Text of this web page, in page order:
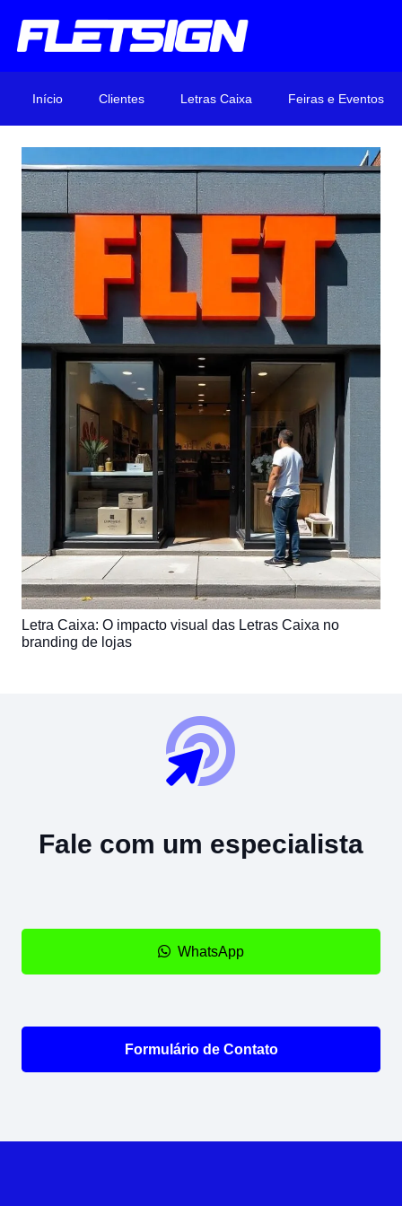
Início Clientes Letras Caixa Feiras e Eventos
Letra Caixa: O impacto visual das Letras Caixa no
branding de lojas
Fale com um especialista
WhatsApp
Formulário de Contato